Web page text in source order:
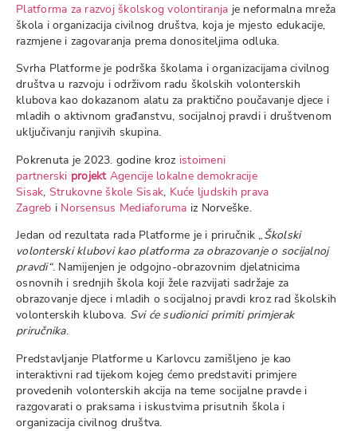
Platforma za razvoj školskog volontiranja je neformalna mreža
škola i organizacija civilnog društva, koja je mjesto edukacije,
razmjene i zagovaranja prema donositeljima odluka.
Svrha Platforme je podrška školama i organizacijama civilnog
društva u razvoju i održivom radu školskih volonterskih
klubova kao dokazanom alatu za praktično poučavanje djece i
mladih o aktivnom građanstvu, socijalnoj pravdi i društvenom
uključivanju ranjivih skupina.
Pokrenuta je 2023. godine kroz istoimeni
partnerski projekt Agencije lokalne demokracije
Sisak, Strukovne škole Sisak, Kuće ljudskih prava
Zagreb i Norsensus Mediaforuma iz Norveške.
Jedan od rezultata rada Platforme je i priručnik „Školski
volonterski klubovi kao platforma za obrazovanje o socijalnoj
pravdi“. Namijenjen je odgojno-obrazovnim djelatnicima
osnovnih i srednjih škola koji žele razvijati sadržaje za
obrazovanje djece i mladih o socijalnoj pravdi kroz rad školskih
volonterskih klubova. Svi će sudionici primiti primjerak
priručnika.
Predstavljanje Platforme u Karlovcu zamišljeno je kao
interaktivni rad tijekom kojeg ćemo predstaviti primjere
provedenih volonterskih akcija na teme socijalne pravde i
razgovarati o praksama i iskustvima prisutnih škola i
organizacija civilnog društva.